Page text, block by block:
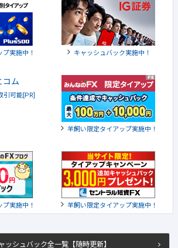
ッシュバック全一覧【随時更新】
実施中！ キャッシュバック実施中！
引可能[PR]
羊飼い限定タイアップ実施中！
実施中！ 羊飼い限定タイアップ実施中！